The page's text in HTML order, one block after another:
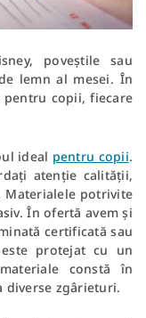
poveștile sau
lemn al mesei. În
copii, fiecare
ideal pentru copii.
atenție calității,
potrivite
În ofertă avem și
certificată sau
protejat cu un
constă în
diverse zgârieturi.